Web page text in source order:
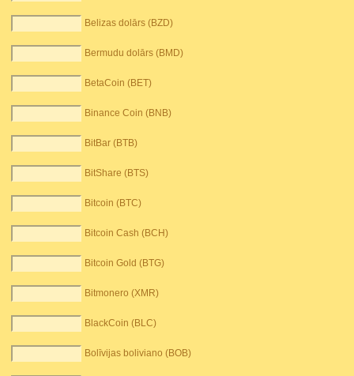
Belizas dolārs (BZD)
Bermudu dolārs (BMD)
BetaCoin (BET)
Binance Coin (BNB)
BitBar (BTB)
BitShare (BTS)
Bitcoin (BTC)
Bitcoin Cash (BCH)
Bitcoin Gold (BTG)
Bitmonero (XMR)
BlackCoin (BLC)
Bolīvijas boliviano (BOB)